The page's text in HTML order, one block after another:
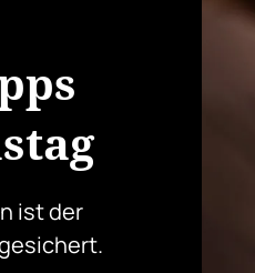
ist der